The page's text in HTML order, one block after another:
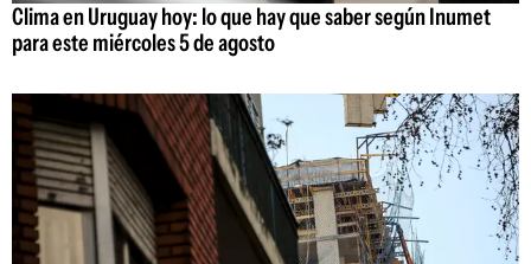
Clima en Uruguay hoy: lo que hay que saber según Inumet
para este miércoles 5 de agosto